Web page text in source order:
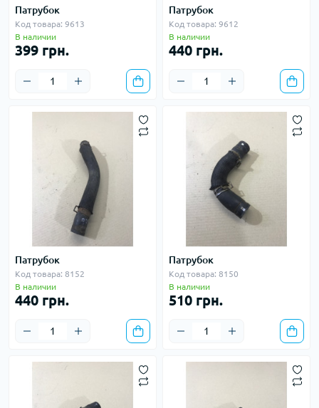
Патрубок
Код товара: 9613
В наличии
399 грн.
Патрубок
Код товара: 9612
В наличии
440 грн.
Патрубок
Код товара: 8152
В наличии
440 грн.
Патрубок
Код товара: 8150
В наличии
510 грн.